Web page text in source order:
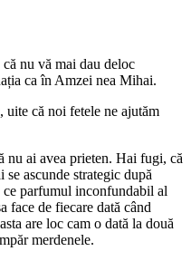
nu vă mai dau deloc
ca în Amzei nea Mihai.
că noi fetele ne ajutăm
nu ai avea prieten. Hai fugi, că
ascunde strategic după
parfumul inconfundabil al
face de fiecare dată când
are loc cam o dată la două
merdenele.